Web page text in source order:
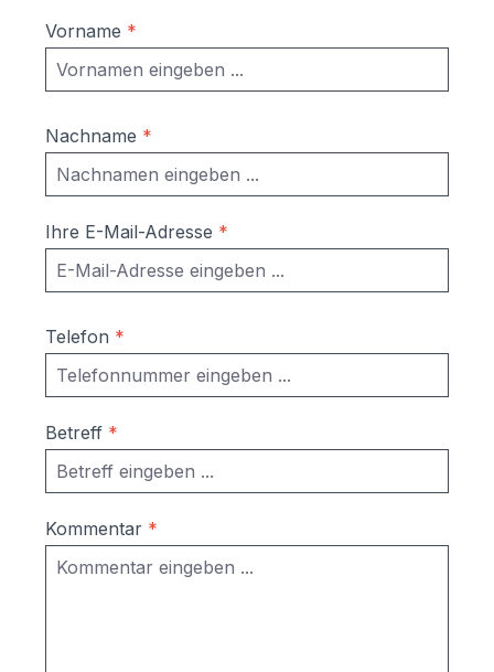
Vorname *
Nachname *
Ihre E-Mail-Adresse *
Telefon *
Betreff *
Kommentar *